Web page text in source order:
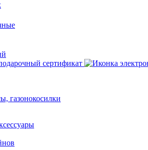
сертификат
газонокосилки